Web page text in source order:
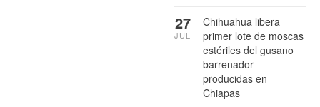
Chihuahua libera
primer lote de moscas
estériles del gusano
barrenador
producidas en
Chiapas
27
JUL